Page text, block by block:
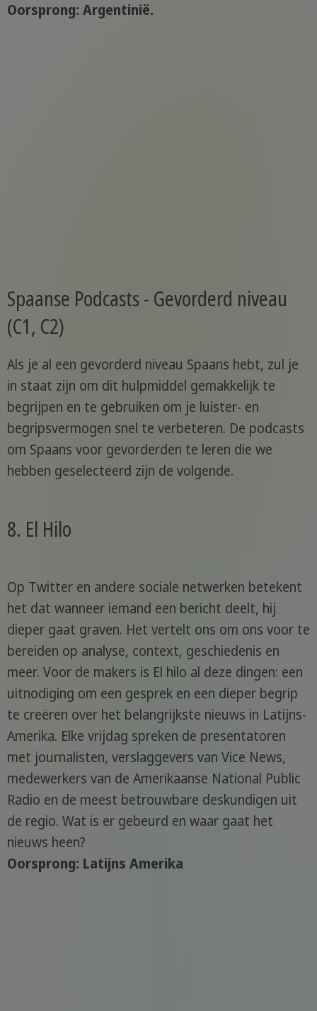
Oorsprong: Argentinië.
Spaanse Podcasts - Gevorderd niveau
(C1, C2)
Als je al een gevorderd niveau Spaans hebt, zul je
in staat zijn om dit hulpmiddel gemakkelijk te
begrijpen en te gebruiken om je luister- en
begripsvermogen snel te verbeteren. De podcasts
om Spaans voor gevorderden te leren die we
hebben geselecteerd zijn de volgende.
8. El Hilo
Op Twitter en andere sociale netwerken betekent
het dat wanneer iemand een bericht deelt, hij
dieper gaat graven. Het vertelt ons om ons voor te
bereiden op analyse, context, geschiedenis en
meer. Voor de makers is El hilo al deze dingen: een
uitnodiging om een gesprek en een dieper begrip
te creëren over het belangrijkste nieuws in Latijns-
Amerika. Elke vrijdag spreken de presentatoren
met journalisten, verslaggevers van Vice News,
medewerkers van de Amerikaanse National Public
Radio en de meest betrouwbare deskundigen uit
de regio. Wat is er gebeurd en waar gaat het
nieuws heen?
Oorsprong: Latijns Amerika